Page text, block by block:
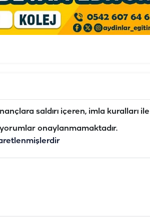
saldırı içeren, imla kuralları ile
onaylanmamaktadır.